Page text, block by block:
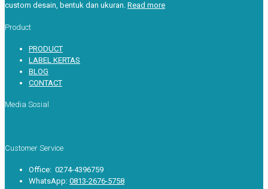
custom desain, bentuk dan ukuran. Read more
Product
PRODUCT
LABEL KERTAS
BLOG
CONTACT
Media Sosial
Customer Service
Office: 0274-4396759
WhatsApp: 0813-2676-5758